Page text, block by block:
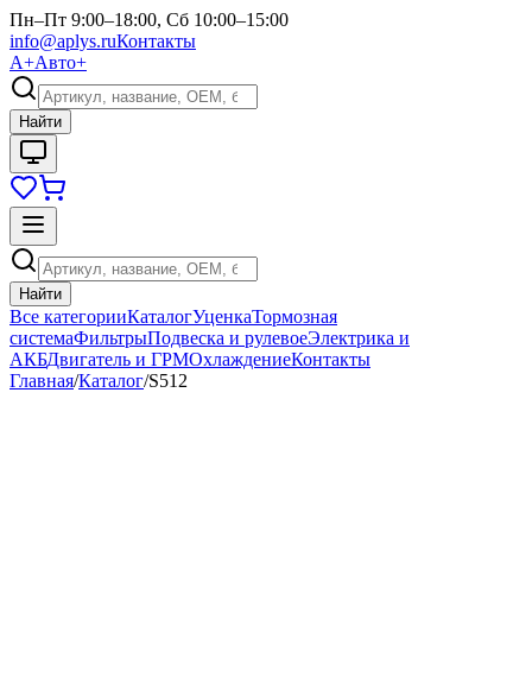
Пн–Пт 9:00–18:00, Сб 10:00–15:00
info@aplys.ruКонтакты
А+Авто+
Найти
Найти
Все категорииКаталогУценкаТормозная
системаФильтрыПодвеска и рулевоеЭлектрика и
АКБДвигатель и ГРМОхлаждениеКонтакты
Главная/Каталог/S512